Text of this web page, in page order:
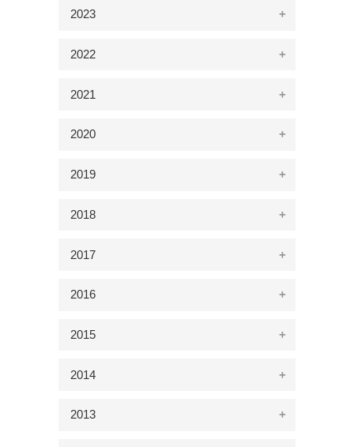
2023
2022
2021
2020
2019
2018
2017
2016
2015
2014
2013